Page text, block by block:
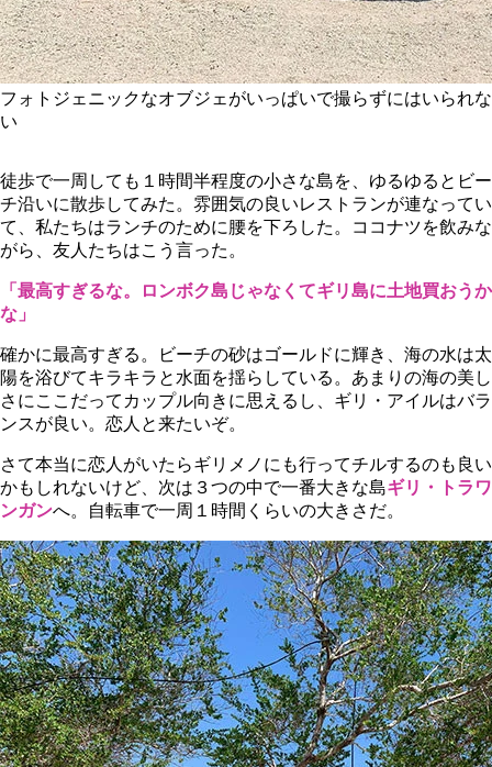
フォトジェニックなオブジェがいっぱいで撮らずにはいられな
い
徒歩で一周しても１時間半程度の小さな島を、ゆるゆるとビー
チ沿いに散歩してみた。雰囲気の良いレストランが連なってい
て、私たちはランチのために腰を下ろした。ココナツを飲みな
がら、友人たちはこう言った。
「最高すぎるな。ロンボク島じゃなくてギリ島に土地買おうか
な」
確かに最高すぎる。ビーチの砂はゴールドに輝き、海の水は太
陽を浴びてキラキラと水面を揺らしている。あまりの海の美し
さにここだってカップル向きに思えるし、ギリ・アイルはバラ
ンスが良い。恋人と来たいぞ。
さて本当に恋人がいたらギリメノにも行ってチルするのも良い
かもしれないけど、次は３つの中で一番大きな島ギリ・トラワ
ンガンへ。自転車で一周１時間くらいの大きさだ。